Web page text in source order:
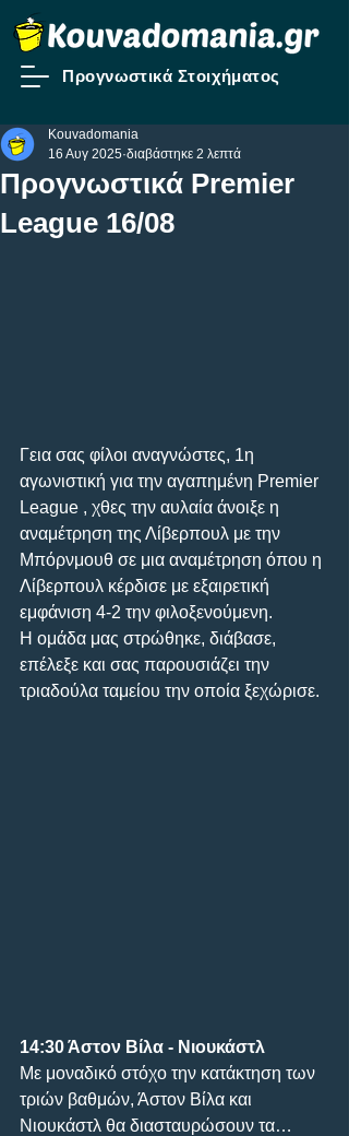
Προγνωστικά Στοιχήματος
Προγνωστικά Premier
League 16/08
Kouvadomania
16 Αυγ 2025 διαβάστηκε 2 λεπτά
Γεια σας φίλοι αναγνώστες, 1η
αγωνιστική για την αγαπημένη Premier
League , χθες την αυλαία άνοιξε η
αναμέτρηση της Λίβερπουλ με την
Μπόρνμουθ σε μια αναμέτρηση όπου η
Λίβερπουλ κέρδισε με εξαιρετική
εμφάνιση 4-2 την φιλοξενούμενη.
Η ομάδα μας στρώθηκε, διάβασε,
επέλεξε και σας παρουσιάζει την
τριαδούλα ταμείου την οποία ξεχώρισε.
14:30 Άστον Βίλα - Νιουκάστλ
Με μοναδικό στόχο την κατάκτηση των
τριών βαθμών, Άστον Βίλα και
Νιουκάστλ θα διασταυρώσουν τα…